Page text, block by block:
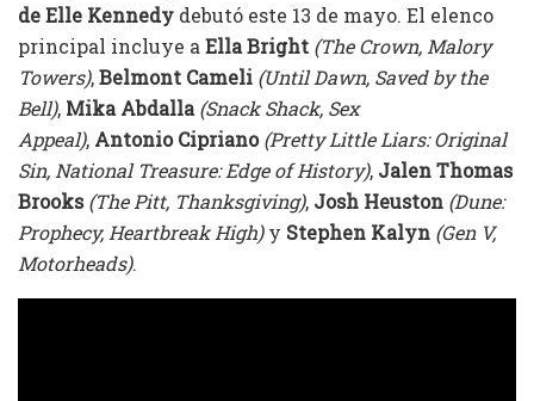
de Elle Kennedy debutó este 13 de mayo. El elenco
principal incluye a Ella Bright (The Crown, Malory
Towers),Belmont Cameli (Until Dawn, Saved by the
Bell), Mika Abdalla (Snack Shack, Sex
Appeal), Antonio Cipriano(Pretty Little Liars: Original
Sin, National Treasure: Edge of History), Jalen Thomas
Brooks (The Pitt, Thanksgiving), Josh Heuston (Dune:
Prophecy, Heartbreak High)y Stephen Kalyn (Gen V,
Motorheads).